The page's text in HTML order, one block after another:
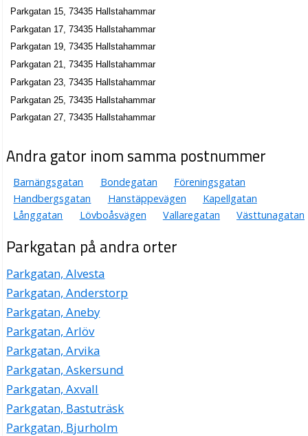
Parkgatan 15, 73435 Hallstahammar
Parkgatan 17, 73435 Hallstahammar
Parkgatan 19, 73435 Hallstahammar
Parkgatan 21, 73435 Hallstahammar
Parkgatan 23, 73435 Hallstahammar
Parkgatan 25, 73435 Hallstahammar
Parkgatan 27, 73435 Hallstahammar
Andra gator inom samma postnummer
Barnängsgatan Bondegatan
Föreningsgatan
Handbergsgatan
Hanstäppevägen
Kapellgatan
Långgatan
Lövboåsvägen Vallaregatan Västtunagatan
Parkgatan på andra orter
Parkgatan, Alvesta
Parkgatan, Anderstorp
Parkgatan, Aneby
Parkgatan, Arlöv
Parkgatan, Arvika
Parkgatan, Askersund
Parkgatan, Axvall
Parkgatan, Bastuträsk
Parkgatan, Bjurholm